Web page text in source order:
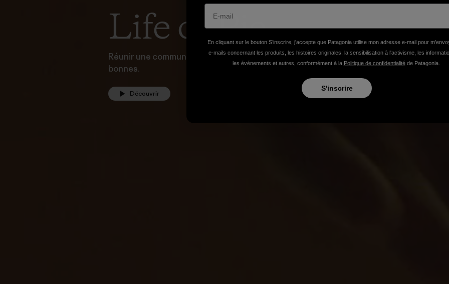
Life of Pie
Réunir une communauté par l'activisme, l'inclusivité et des pizzas sacrément
bonnes.
Découvrir
En cliquant sur le bouton S’inscrire, j'accepte que Patagonia utilise mon adresse e-mail pour
e-mails concernant les produits, les histoires originales, la sensibilisation à l'activisme, les
les événements et autres, conformément à la Politique de confidentialitéde Patagonia.
S'inscrire